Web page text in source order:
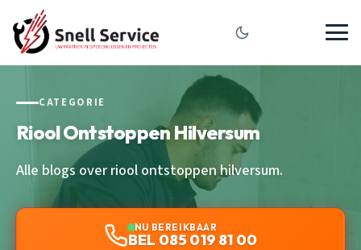
CATEGORIE
Riool Ontstoppen Hilversum
Alle blogs over riool ontstoppen hilversum.
NU BEREIKBAAR
BEL 085 019 81 00